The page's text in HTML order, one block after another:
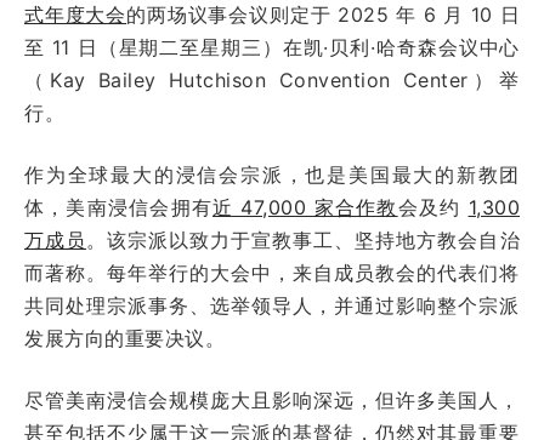
式年度大会的两场议事会议则定于 2025 年 6 月 10 日
至 11 日（星期二至星期三）在凯·贝利·哈奇森会议中心
（Kay Bailey Hutchison Convention Center）举
行。
作为全球最大的浸信会宗派，也是美国最大的新教团
体，美南浸信会拥有近 47,000 家合作教会及约 1,300
万成员 。该宗派以致力于宣教事工、坚持地方教会自治
而著称。每年举行的大会中，来自成员教会的代表们将
共同处理宗派事务、选举领导人，并通过影响整个宗派
发展方向的重要决议。
尽管美南浸信会规模庞大且影响深远，但许多美国人，
甚至包括不少属于这一宗派的基督徒，仍然对其最重要